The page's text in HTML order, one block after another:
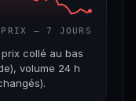
PRIX — 7 JOURS
collé au bas
volume 24 h